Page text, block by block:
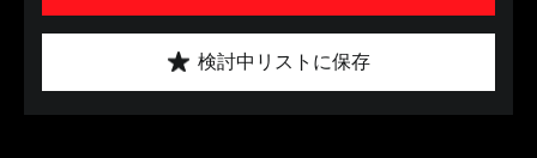
検討中リストに保存